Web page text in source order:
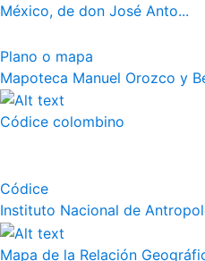
México, de don José Anto...
Plano o mapa
Mapoteca Manuel Orozco y
Códice colombino
Códice
Instituto Nacional de
Mapa de la Relación